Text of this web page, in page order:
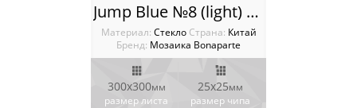
Jump Blue №8 (light) Мозаика Bonaparte (Китай)
Материал: Стекло Cтрана: Китай
Бренд: Мозаика Bonaparte
300х300мм
размер листа
25х25мм
размер чипа